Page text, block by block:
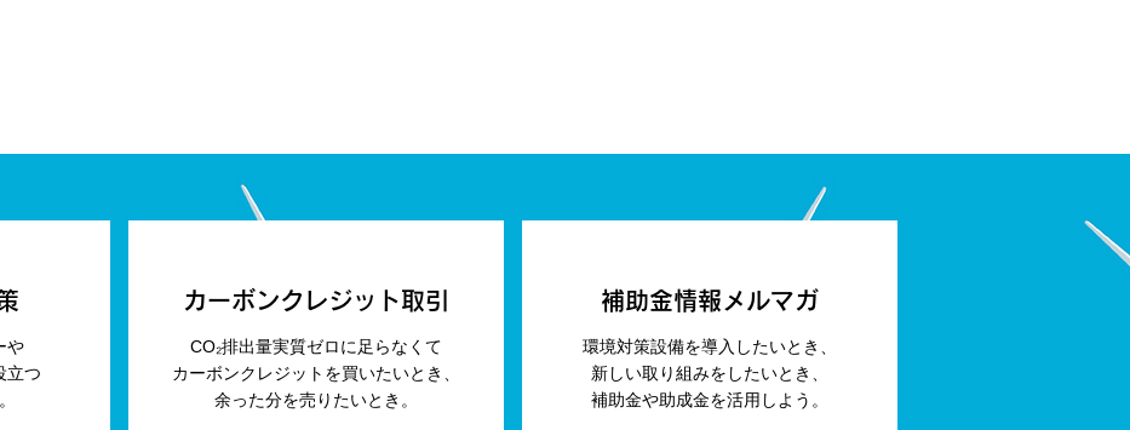
や
立つ
カーボンクレジット取引
CO₂排出量実質ゼロに足らなくて
カーボンクレジットを買いたいとき、
余った分を売りたいとき。
補助金情報メルマガ
環境対策設備を導入したいとき、
新しい取り組みをしたいとき、
補助金や助成金を活用しよう。